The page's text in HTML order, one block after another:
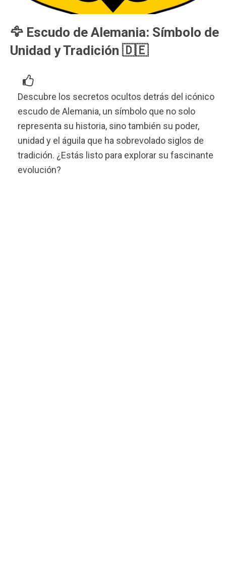
🦅 Escudo de Alemania: Símbolo de
Unidad y Tradición 🇩🇪
Descubre los secretos ocultos detrás del icónico
escudo de Alemania, un símbolo que no solo
representa su historia, sino también su poder,
unidad y el águila que ha sobrevolado siglos de
tradición. ¿Estás listo para explorar su fascinante
evolución?